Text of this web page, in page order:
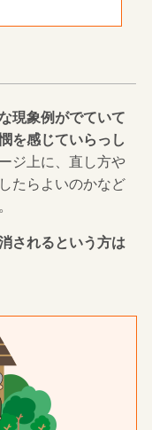
現象例がでていて
を感じていらっし
ジ上に、直し方や
たらよいのかなど
されるという方は